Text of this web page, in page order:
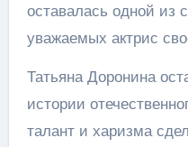
оставалась одной из
уважаемых актрис
Татьяна Доронина
истории
талант и харизма